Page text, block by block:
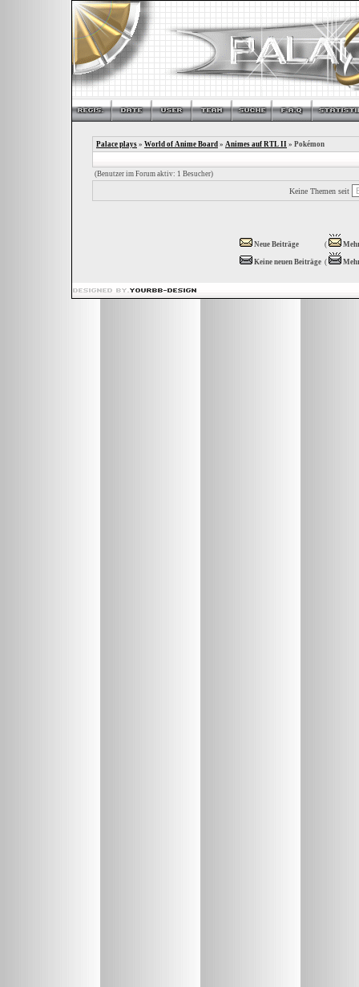
Palace plays » World of Anime Board » Animes auf RTL II » Pokémon
(Benutzer im Forum aktiv: 1 Besucher)
Keine Themen seit
Neue Beiträge (
Keine neuen Beiträge (